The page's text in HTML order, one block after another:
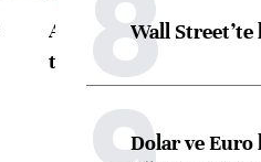
ABD'de konut
toparlandı
Wall Street’te
Dolar ve Euro